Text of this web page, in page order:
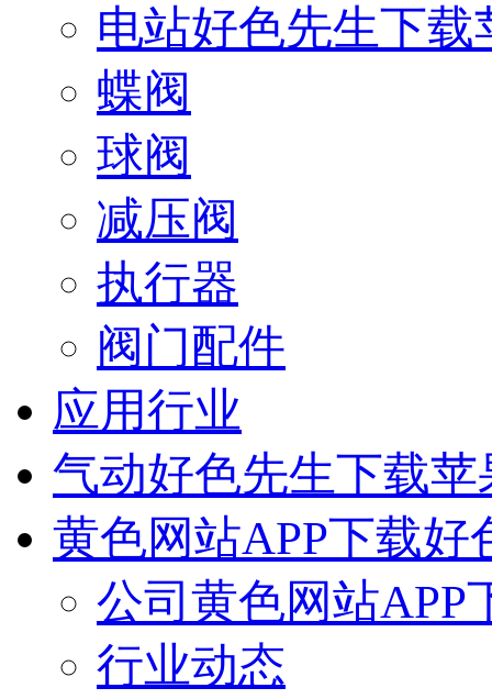
电站好色先生下
蝶阀
球阀
减压阀
执行器
阀门配件
应用行业
气动好色先生下载
黄色网站APP下载好
公司黄色网站APP
行业动态